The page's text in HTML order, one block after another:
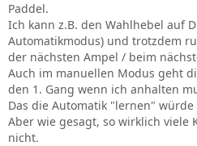
Paddel.
Ich kann z.B. den Wahlhebel auf
Automatikmodus) und trotzdem
der nächsten Ampel / beim
Auch im manuellen Modus geht
den 1. Gang wenn ich anhalten
Das die Automatik "lernen"
Aber wie gesagt, so wirklich viele
nicht.